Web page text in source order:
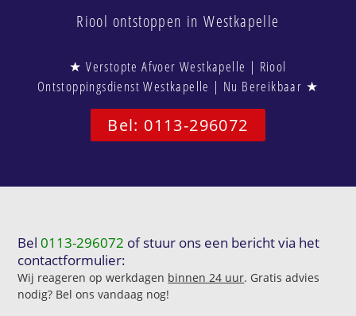
Riool ontstoppen in Westkapelle
★ Verstopte Afvoer Westkapelle | Riool
Ontstoppingsdienst Westkapelle | Nu Bereikbaar ★
Bel: 0113-296072
Bel0113-296072 of stuur ons een bericht via het
contactformulier:
Wij reageren op werkdagen binnen 24 uur. Gratis advies
nodig? Bel ons vandaag nog!